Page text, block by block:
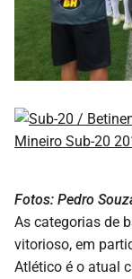
Fotos: Pedro
As categorias de
vitorioso, em
Atlético é o atual